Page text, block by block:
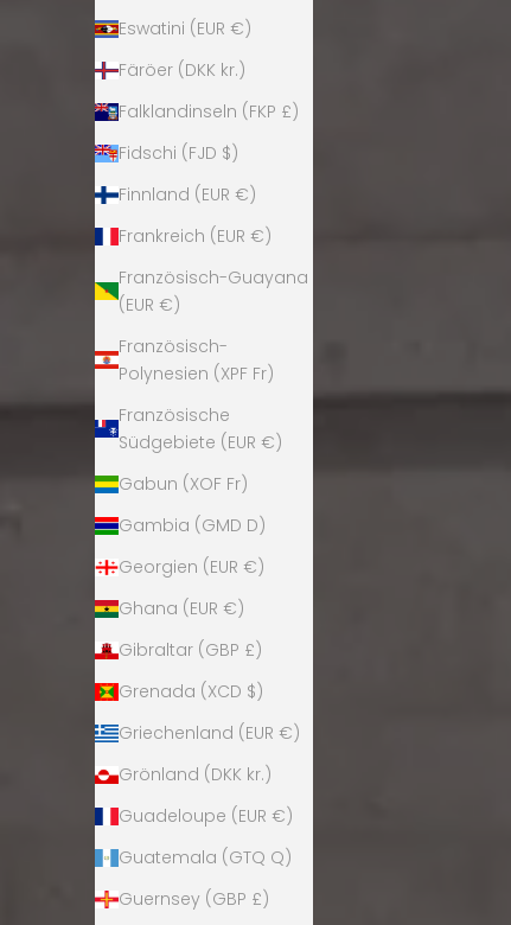
Eswatini (EUR €)
Färöer (DKK kr.)
Falklandinseln (FKP £)
Fidschi (FJD $)
Finnland (EUR €)
Frankreich (EUR €)
Französisch-Guayana
(EUR €)
Französisch-
Polynesien (XPF Fr)
Französische
Südgebiete (EUR €)
Gabun (XOF Fr)
Gambia (GMD D)
Georgien (EUR €)
Ghana (EUR €)
Gibraltar (GBP £)
Grenada (XCD $)
Griechenland (EUR €)
Grönland (DKK kr.)
Guadeloupe (EUR €)
Guatemala (GTQ Q)
Guernsey (GBP £)